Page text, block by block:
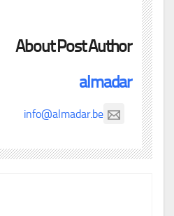
About Post Author
almadar
info@almadar.be